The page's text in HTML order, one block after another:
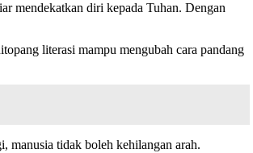
mendekatkan diri kepada Tuhan. Dengan
literasi mampu mengubah cara pandang
manusia tidak boleh kehilangan arah.